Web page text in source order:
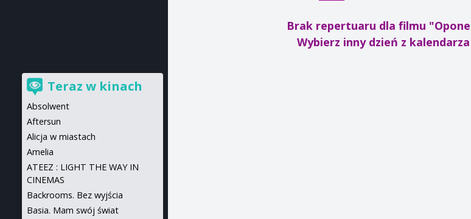
Brak repertuaru dla filmu
Wybierz inny dzień z
Teraz w kinach
Absolwent
Aftersun
Alicja w miastach
Amelia
ATEEZ : LIGHT THE WAY IN
CINEMAS
Backrooms. Bez wyjścia
Basia. Mam swój świat